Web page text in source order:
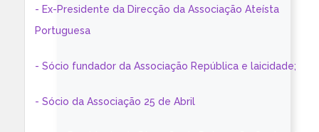
- Ex-Presidente da Direcção da Associação Ateísta
Portuguesa
- Sócio fundador da Associação República e laicidade;
- Sócio da Associação 25 de Abril